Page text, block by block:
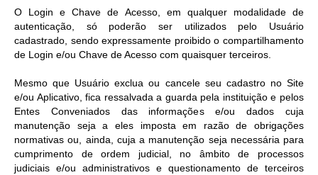
O Login e Chave de Acesso, em qualquer modalidade de
autenticação, só poderão ser utilizados pelo Usuário
cadastrado, sendo expressamente proibido o compartilhamento
de Login e/ou Chave de Acesso com quaisquer terceiros.
Mesmo que Usuário exclua ou cancele seu cadastro no Site
e/ou Aplicativo, fica ressalvada a guarda pela instituição e pelos
Entes Conveniados das informações e/ou dados cuja
manutenção seja a eles imposta em razão de obrigações
normativas ou, ainda, cuja a manutenção seja necessária para
cumprimento de ordem judicial, no âmbito de processos
judiciais e/ou administrativos e questionamento de terceiros